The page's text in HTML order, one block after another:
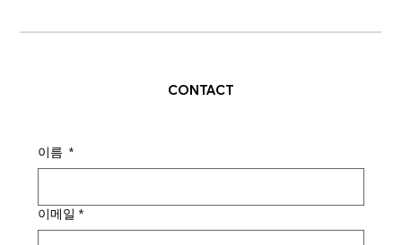
CONTACT
이름 *
이메일 *